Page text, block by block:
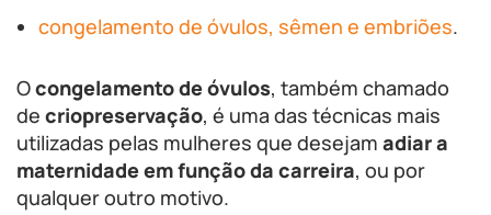
congelamento de óvulos, sêmen e embriões.
Ocongelamento de óvulos, também chamado
de criopreservação, é uma das técnicas mais
utilizadas pelas mulheres que desejam adiar a
maternidade em função da carreira, ou por
qualquer outro motivo.